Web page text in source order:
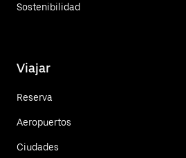
Sostenibilidad
Viajar
Reserva
Aeropuertos
Ciudades